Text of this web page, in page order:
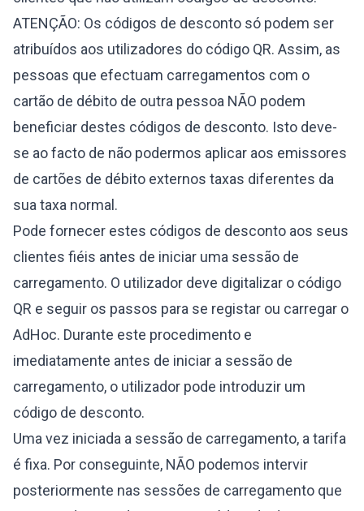
ATENÇÃO: Os códigos de desconto só podem ser
atribuídos aos utilizadores do código QR. Assim, as
pessoas que efectuam carregamentos com o
cartão de débito de outra pessoa NÃO podem
beneficiar destes códigos de desconto. Isto deve-
se ao facto de não podermos aplicar aos emissores
de cartões de débito externos taxas diferentes da
sua taxa normal.
Pode fornecer estes códigos de desconto aos seus
clientes fiéis antes de iniciar uma sessão de
carregamento. O utilizador deve digitalizar o código
QR e seguir os passos para se registar ou carregar o
AdHoc. Durante este procedimento e
imediatamente antes de iniciar a sessão de
carregamento, o utilizador pode introduzir um
código de desconto.
Uma vez iniciada a sessão de carregamento, a tarifa
é fixa. Por conseguinte, NÃO podemos intervir
posteriormente nas sessões de carregamento que